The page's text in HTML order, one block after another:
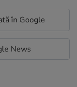
în Google
News